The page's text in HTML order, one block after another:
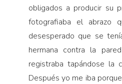
obligados a producir su
fotografiaba el abrazo
desesperado que se
hermana contra la
registraba tapándose la
Después yo me iba